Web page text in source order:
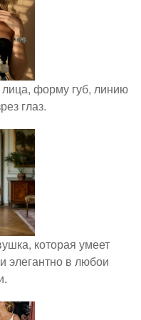
форму губ, линию
глаз.
которая умеет
элегантно в любои